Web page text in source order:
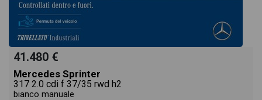
41.480 €
Mercedes Sprinter
317 2.0 cdi f 37/35 rwd h2
bianco manuale